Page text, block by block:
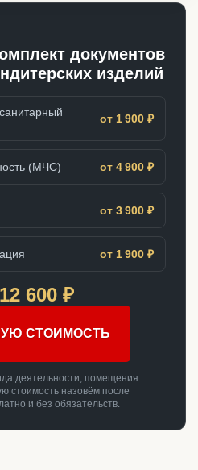
документов
изделий
от 1 900 ₽
(МЧС) от 4 900 ₽
от 3 900 ₽
от 1 900 ₽
12 600 ₽
СТОИМОСТЬ
деятельности, помещения
стоимость назовём после
и без обязательств.